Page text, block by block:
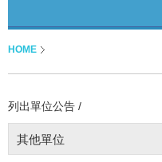
HOME
列出單位公告 /
其他單位